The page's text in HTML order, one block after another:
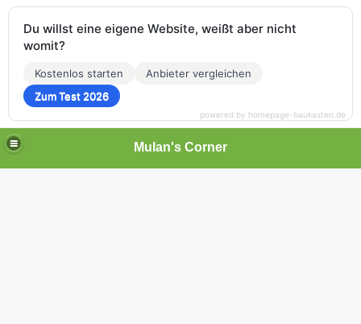
Mulan's Corner
Du willst eine eigene Website, weißt aber nicht
womit?
Kostenlos starten
Anbieter vergleichen
Zum Test 2026
powered by homepage-baukasten.de